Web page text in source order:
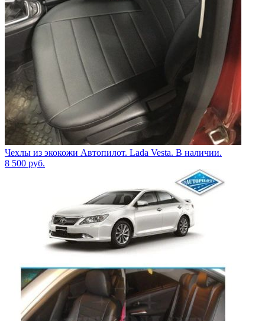
Чехлы из экокожи Автопилот. Lada Vesta. В наличии.
8 500 руб.